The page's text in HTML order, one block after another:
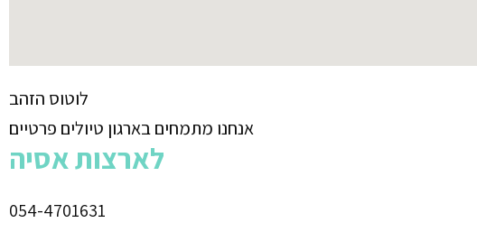
לוטוס הזהב
אנחנו מתמחים בארגון טיולים פרטיים
לארצות אסיה
054-4701631